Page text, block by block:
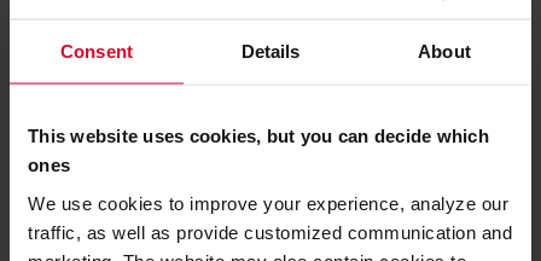
Consent Details About
This website uses cookies, but you can decide which
ones
We use cookies to improve your experience, analyze our
traffic, as well as provide customized communication and
BT Staxio ledstaplare 0.8 ton